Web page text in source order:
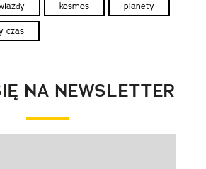
kosmos planety
czas
NA NEWSLETTER